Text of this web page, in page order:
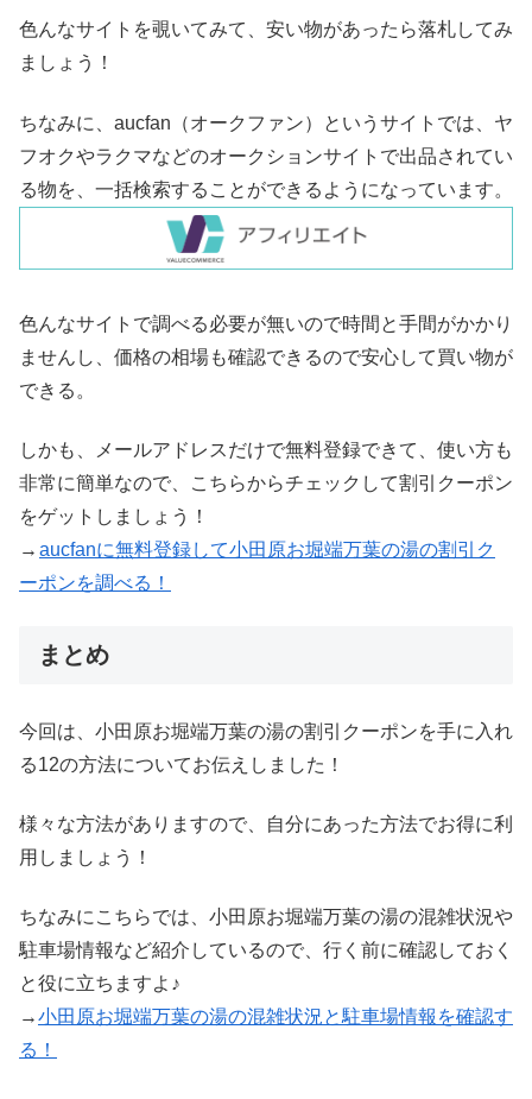
色んなサイトを覗いてみて、安い物があったら落札してみ
ましょう！
ちなみに、aucfan（オークファン）というサイトでは、ヤ
フオクやラクマなどのオークションサイトで出品されてい
る物を、一括検索することができるようになっています。
色んなサイトで調べる必要が無いので時間と手間がかかり
ませんし、価格の相場も確認できるので安心して買い物が
できる。
しかも、メールアドレスだけで無料登録できて、使い方も
非常に簡単なので、こちらからチェックして割引クーポン
をゲットしましょう！
→ aucfanに無料登録して小田原お堀端万葉の湯の割引ク
ーポンを調べる！
まとめ
今回は、小田原お堀端万葉の湯の割引クーポンを手に入れ
る12の方法についてお伝えしました！
様々な方法がありますので、自分にあった方法でお得に利
用しましょう！
ちなみにこちらでは、小田原お堀端万葉の湯の混雑状況や
駐車場情報など紹介しているので、行く前に確認しておく
と役に立ちますよ♪
→小田原お堀端万葉の湯の混雑状況と駐車場情報を確認す
る！